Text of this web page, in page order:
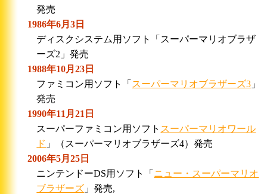
発売
1986年6月3日
ディスクシステム用ソフト「スーパーマリオブラザ
ーズ2」発売
1988年10月23日
ファミコン用ソフト「 スーパーマリオブラザーズ3 」
発売
1990年11月21日
スーパーファミコン用ソフト スーパーマリオワール
ド 」（スーパーマリオブラザーズ4）発売
2006年5月25日
ニンテンドーDS用ソフト「 ニュー・スーパーマリオ
ブラザーズ 」発売,